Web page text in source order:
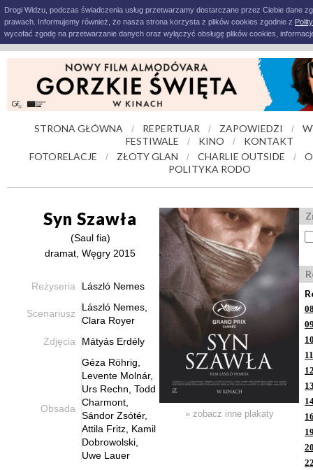
Drogi Widzu, podczas świadczenia usług przetwarzamy dostarczane przez Ciebie dane
prawach. Informujemy również, że nasza strona korzysta z plików cookies zgodnie z
wycofać zgodę na przetwarzanie danych oraz wyłączyć obsługę plików cookies,
STRONA GŁÓWNA / REPERTUAR / ZAPOWIEDZI /
FESTIWALE
/ KINO /
KONTAKT
FOTORELACJE
/ ZŁOTY GLAN / CHARLIE OUTSIDE /
POLITYKA RODO
Syn Szawła
(Saul fia)
dramat, Węgry 2015
Reżyseria László Nemes
Scenariusz
László Nemes,
Clara Royer
Zdjęcia
Mátyás Erdély
Obsada
Géza Röhrig,
Levente Molnár,
Urs Rechn, Todd
Charmont,
Sándor Zsótér,
Attila Fritz, Kamil
Dobrowolski,
Uwe Lauer
» zobacz inne plakaty